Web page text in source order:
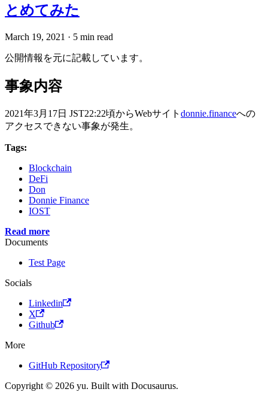
とめてみた
March 19, 2021 · 5 min read
公開情報を元に記載しています。
事象内容
2021年3月17日 JST22:22頃からWebサイト donnie.financeへの
アクセスできない事象が発生。
Tags:
Blockchain
DeFi
Don
Donnie Finance
IOST
Read more
Documents
Test Page
Socials
Linkedin
X
Github
More
GitHub Repository
Copyright © 2026 yu. Built with Docusaurus.